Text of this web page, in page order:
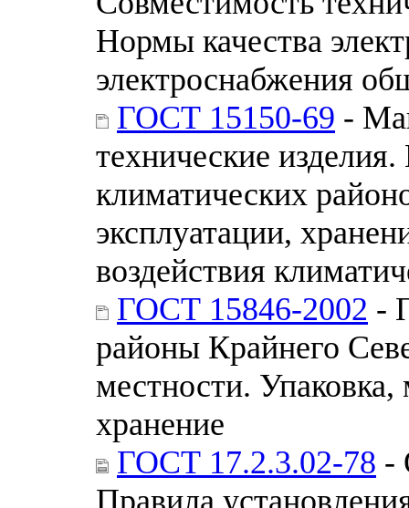
Нормы качества
электроснабжения
ГОСТ 15150-69 -
технические
климатических
эксплуатации,
воздействия
ГОСТ 15846-2002 -
районы Крайнего
местности. Упаковка,
хранение
ГОСТ 17.2.3.02-78 -
Правила